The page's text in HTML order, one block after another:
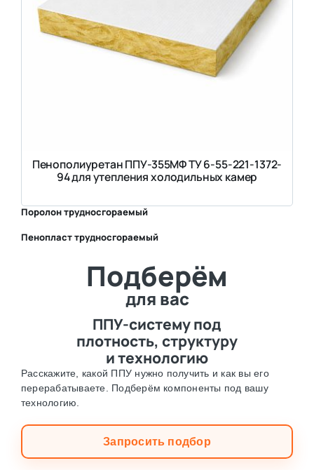
Пенополиуретан ППУ-355МФ ТУ 6-55-221-1372-
94 для утепления холодильных камер
Поролон трудносгораемый
Пенопласт трудносгораемый
Подберём
для вас
ППУ-систему под
плотность, структуру
и технологию
Расскажите, какой ППУ нужно получить и как вы его
перерабатываете. Подберём компоненты под вашу
технологию.
Запросить подбор